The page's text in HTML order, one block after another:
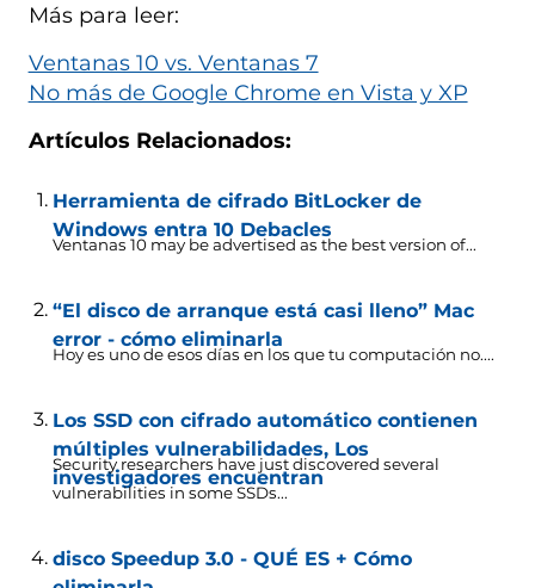
Más para leer:
Ventanas 10 vs. Ventanas 7
No más de Google Chrome en Vista y XP
Artículos Relacionados:
Herramienta de cifrado BitLocker de
Windows entra 10 Debacles
Ventanas 10 may be advertised as the best version of...
“El disco de arranque está casi lleno” Mac
error - cómo eliminarla
Hoy es uno de esos días en los que tu computación no....
Los SSD con cifrado automático contienen
múltiples vulnerabilidades, Los
investigadores encuentran
Security researchers have just discovered several
vulnerabilities in some SSDs...
disco Speedup 3.0 - QUÉ ES + Cómo